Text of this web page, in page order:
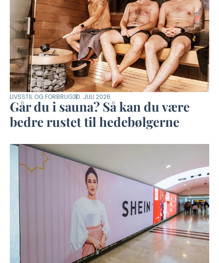
LIVSSTIL OG FORBRUG30. JULI 2026
Går du i sauna? Så kan du være
bedre rustet til hedebølgerne